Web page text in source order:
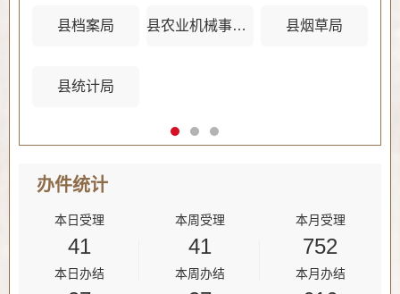
县档案局 县农业机械事务管理中心 县烟草局
县统计局
办件统计
本日受理
41
本日办结
本周受理
41
本周办结
本月受理
752
本月办结